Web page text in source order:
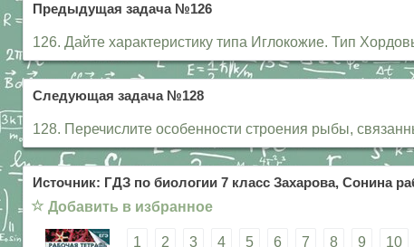
Предыдущая задача №126
126. Дайте характеристику типа Иглокожие. Тип
Следующая задача №128
128. Перечислите особенности строения рыбы,
Источник: ГДЗ по биологии 7 класс Захарова, Сонина
☆ Добавить в избранное
1 2 3 4 5 6 7 8 9 10